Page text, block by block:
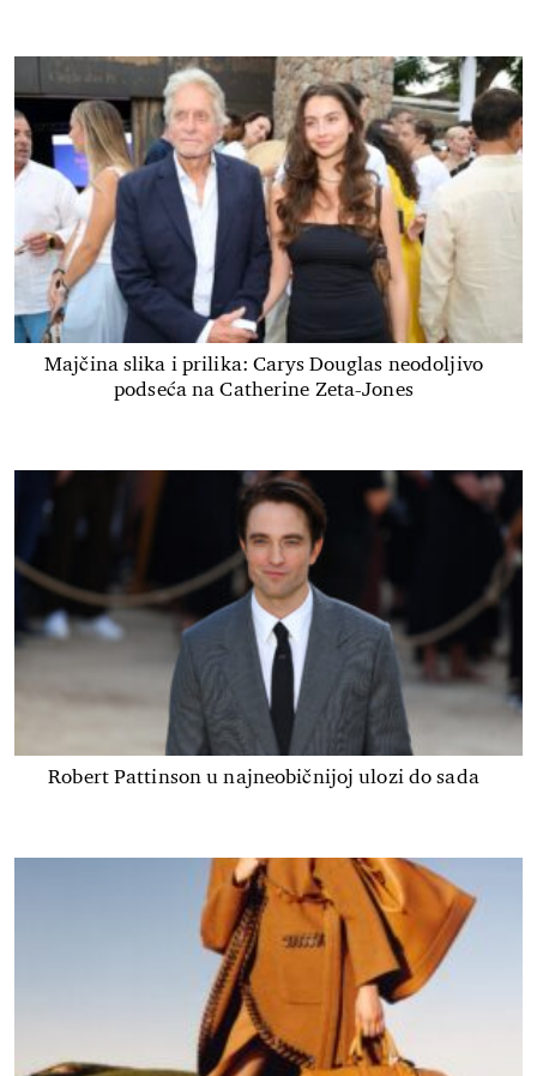
Majčina slika i prilika: Carys Douglas neodoljivo
podseća na Catherine Zeta-Jones
Robert Pattinson u najneobičnijoj ulozi do sada